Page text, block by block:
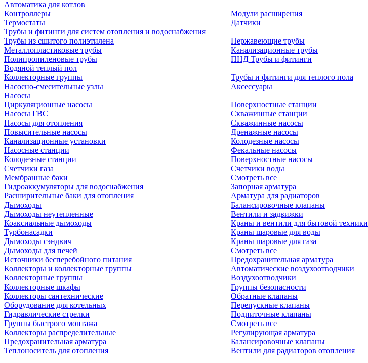
Автоматика для котлов
Контроллеры
Термостаты
Модули расширения
Датчики
Трубы и фитинги для систем отопления и водоснабжения
Трубы из сшитого полиэтилена
Металлопластиковые трубы
Полипропиленовые трубы
Нержавеющие трубы
Канализационные трубы
ПНД Трубы и фитинги
Водяной теплый пол
Коллекторные группы
Насосно-смесительные узлы
Трубы и фитинги для теплого пола
Аксессуары
Насосы
Циркуляционные насосы
Насосы ГВС
Насосы для отопления
Повысительные насосы
Канализационные установки
Насосные станции
Колодезные станции
Поверхностные станции
Скважинные станции
Скважинные насосы
Дренажные насосы
Колодезные насосы
Фекальные насосы
Поверхностные насосы
Счетчики газа
Мембранные баки
Гидроаккумуляторы для водоснабжения
Расширительные баки для отопления
Дымоходы
Дымоходы неутепленные
Коаксиальные дымоходы
Турбонасадки
Дымоходы сэндвич
Дымоходы для печей
Источники бесперебойного питания
Коллекторы и коллекторные группы
Коллекторные группы
Коллекторные шкафы
Коллекторы сантехнические
Оборудование для котельных
Гидравлические стрелки
Группы быстрого монтажа
Коллекторы распределительные
Предохранительная арматура
Теплоноситель для отопления
Счетчики воды
Смотреть все
Запорная арматура
Арматура для радиаторов
Балансировочные клапаны
Вентили и задвижки
Краны и вентили для бытовой техники
Краны шаровые для воды
Краны шаровые для газа
Смотреть все
Предохранительная арматура
Автоматические воздухоотводчики
Воздухоотводчики
Группы безопасности
Обратные клапаны
Перепускные клапаны
Подпиточные клапаны
Смотреть все
Регулирующая арматура
Балансировочные клапаны
Вентили для радиаторов отопления